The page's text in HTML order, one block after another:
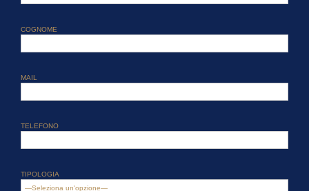
COGNOME
MAIL
TELEFONO
TIPOLOGIA